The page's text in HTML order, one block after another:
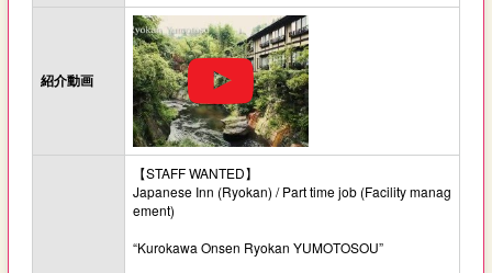
紹介動画
【STAFF WANTED】
Japanese Inn (Ryokan) / Part time job (Facility manag
ement)
“Kurokawa Onsen Ryokan YUMOTOSOU”